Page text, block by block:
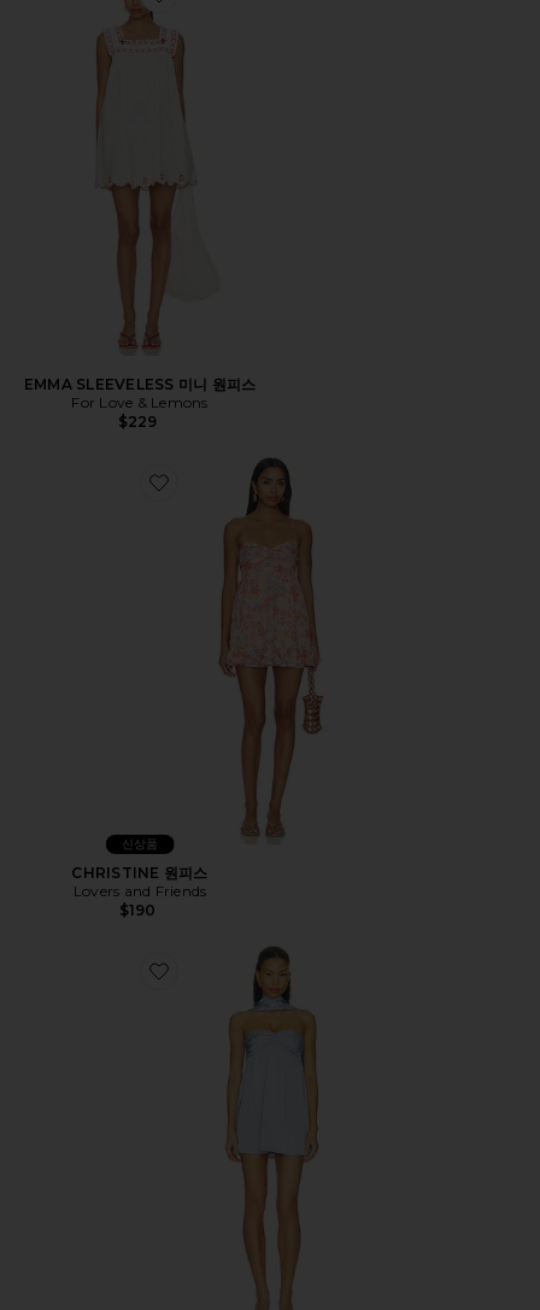
Favorite EMMA SLEEVELESS 미니 원피스
EMMA SLEEVELESS 미니 원피스
For Love & Lemons
$229
Favorite CHRISTINE 원피스
신상품
CHRISTINE 원피스
Lovers and Friends
$190